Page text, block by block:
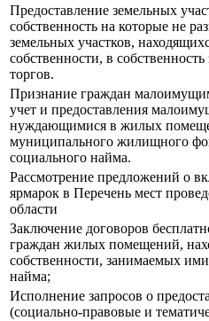
Предоставление земельных
собственность на которые не
земельных участков,
собственности, в
торгов.
Признание граждан
учет и предоставления
нуждающимися в жилых
муниципального жилищного
социального найма.
Рассмотрение предложений о
ярмарок в Перечень мест
области
Заключение договоров
граждан жилых помещений,
собственности, занимаемых
найма;
Исполнение запросов о
(социально-правовые и